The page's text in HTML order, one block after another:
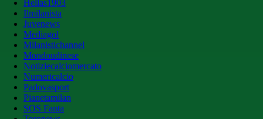
Hellas1903
Ilmilanista
Juvenews
Mediagol
Milanistichannel
Mondoudinese
Notiziecalciomercato
Numericalcio
Padovasport
Pianetamilan
SOS Fanta